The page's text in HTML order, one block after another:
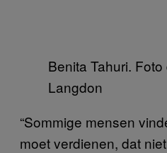
Benita Tahuri.
Langdon
“Sommige mensen
moet verdienen, dat